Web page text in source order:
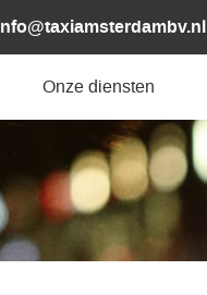
Onze diensten